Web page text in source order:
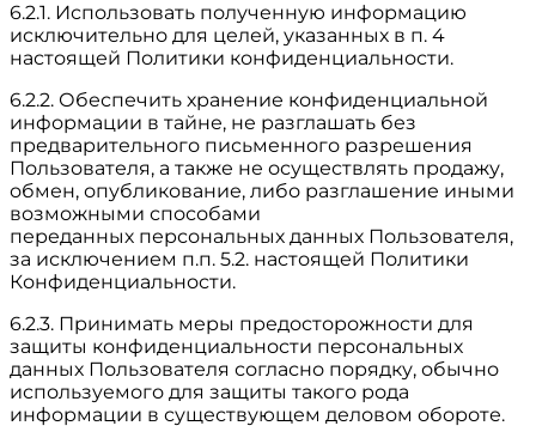
6.2.1. Использовать полученную информацию
исключительно для целей, указанных в п. 4
настоящей Политики конфиденциальности.
6.2.2. Обеспечить хранение конфиденциальной
информации в тайне, не разглашать без
предварительного письменного разрешения
Пользователя, а также не осуществлять продажу,
обмен, опубликование, либо разглашение иными
возможными способами
переданных персональных данных Пользователя,
за исключением п.п. 5.2. настоящей Политики
Конфиденциальности.
6.2.3. Принимать меры предосторожности для
защиты конфиденциальности персональных
данных Пользователя согласно порядку, обычно
используемого для защиты такого рода
информации в существующем деловом обороте.